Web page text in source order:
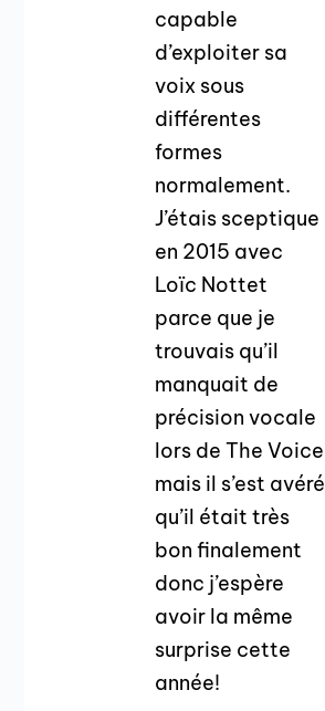
capable
d’exploiter sa
voix sous
différentes
formes
normalement.
J’étais sceptique
en 2015 avec
Loïc Nottet
parce que je
trouvais qu’il
manquait de
précision vocale
lors de The Voice
mais il s’est avéré
qu’il était très
bon finalement
donc j’espère
avoir la même
surprise cette
année!